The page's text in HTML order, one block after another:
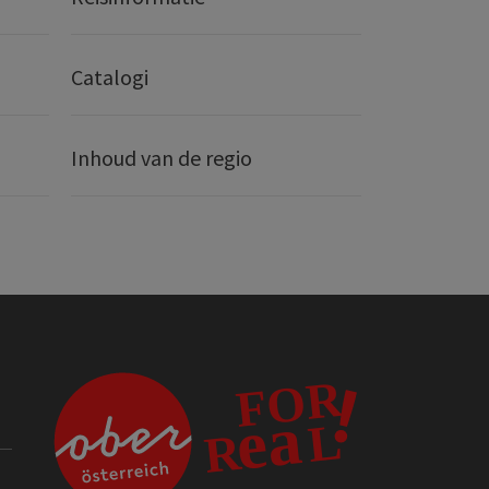
Catalogi
Inhoud van de regio